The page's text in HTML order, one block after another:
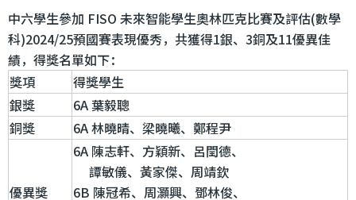
中六學生參加 FISO 未來智能學生奧林匹克比賽及評估(數學
科)2024/25預國賽表現優秀，共獲得1銀、3銅及11優異佳
績，得獎名單如下：
獎項
得獎學生
銀獎
6A 葉毅聰
銅獎
6A 林曉晴、梁曉曦、鄭程尹
優異獎
6A 陳志軒、方穎新、呂閏德、
譚敏儀、黃家傑、周靖欽
6B 陳冠希、周灝興、鄧林俊、